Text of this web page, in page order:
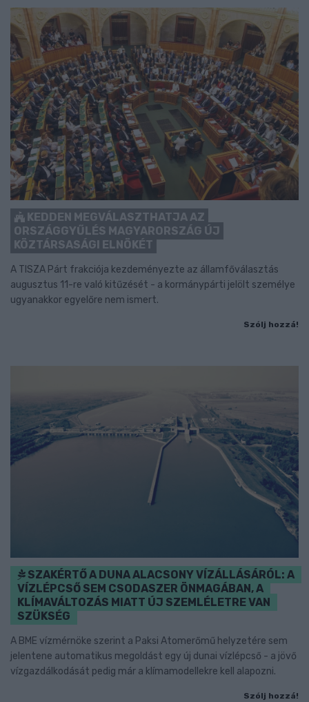
KEDDEN MEGVÁLASZTHATJA AZ
ORSZÁGGYŰLÉS MAGYARORSZÁG ÚJ
KÖZTÁRSASÁGI ELNÖKÉT
A TISZA Párt frakciója kezdeményezte az államfőválasztás
augusztus 11-re való kitűzését - a kormánypárti jelölt személye
ugyanakkor egyelőre nem ismert.
Szólj hozzá!
SZAKÉRTŐ A DUNA ALACSONY VÍZÁLLÁSÁRÓL: A
VÍZLÉPCSŐ SEM CSODASZER ÖNMAGÁBAN, A
KLÍMAVÁLTOZÁS MIATT ÚJ SZEMLÉLETRE VAN
SZÜKSÉG
A BME vízmérnöke szerint a Paksi Atomerőmű helyzetére sem
jelentene automatikus megoldást egy új dunai vízlépcső - a jövő
vízgazdálkodását pedig már a klímamodellekre kell alapozni.
Szólj hozzá!